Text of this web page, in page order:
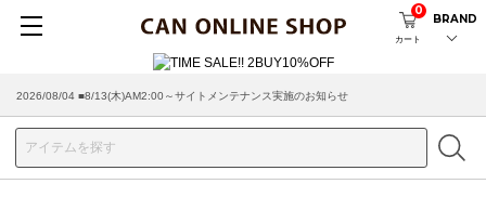
カート
0
BRAND
2026/08/04 ■8/13(木)AM2:00～サイトメンテナンス実施のお知らせ
2026/07/29 ■【お知らせ】ヤマト運輸の配送遅延・停止について